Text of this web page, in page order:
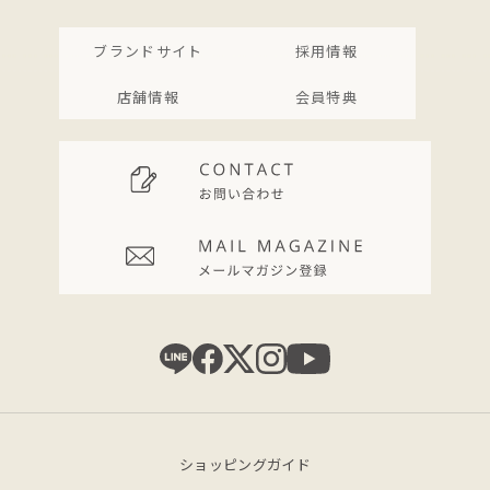
ブランドサイト 採用情報
店舗情報 会員特典
ショッピングガイド